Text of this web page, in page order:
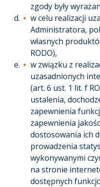
zgody były
w celu realizacji
Administratora,
własnych
RODO),
w związku z
uzasadnionych
(art. 6 ust. 1 lit. f
ustalenia,
zapewnienia
zapewnienia
dostosowania ich
prowadzenia
wykonywanymi
na stronie
dostępnych